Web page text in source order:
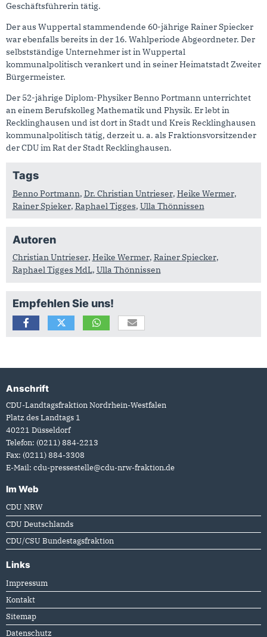
Geschäftsführerin tätig.
Der aus Wuppertal stammendende 60-jährige Rainer Spiecker
war ebenfalls bereits in der 16. Wahlperiode Abgeordneter. Der
selbstständige Unternehmer ist in Wuppertal
kommunalpolitisch verankert und in seiner Heimatstadt Zweiter
Bürgermeister.
Der 52-jährige Diplom-Physiker Benno Portmann unterrichtet
an einem Berufskolleg Mathematik und Physik. Er lebt in
Recklinghausen und ist dort in Stadt und Kreis Recklinghausen
kommunalpolitisch tätig, derzeit u. a. als Fraktionsvorsitzender
der CDU im Rat der Stadt Recklinghausen.
Tags
Benno Portmann, Dr. Christian Untrieser, Heike Wermer,
Rainer Spieker, Raphael Tigges, Ulla Thönnissen
Autoren
Christian Untrieser, Heike Wermer, Rainer Spiecker,
Raphael Tigges MdL, Ulla Thönnissen
Empfehlen Sie uns!
Fußbereich
Anschrift
CDU-Landtagsfraktion Nordrhein-Westfalen
Platz des Landtags 1
40221 Düsseldorf
Telefon: (0211) 884-2213
Fax: (0211) 884-3308
E-Mail: cdu-pressestelle@cdu-nrw-fraktion.de
Im Web
CDU NRW
CDU Deutschlands
CDU/CSU Bundestagsfraktion
Links
Impressum
Kontakt
Sitemap
Datenschutz